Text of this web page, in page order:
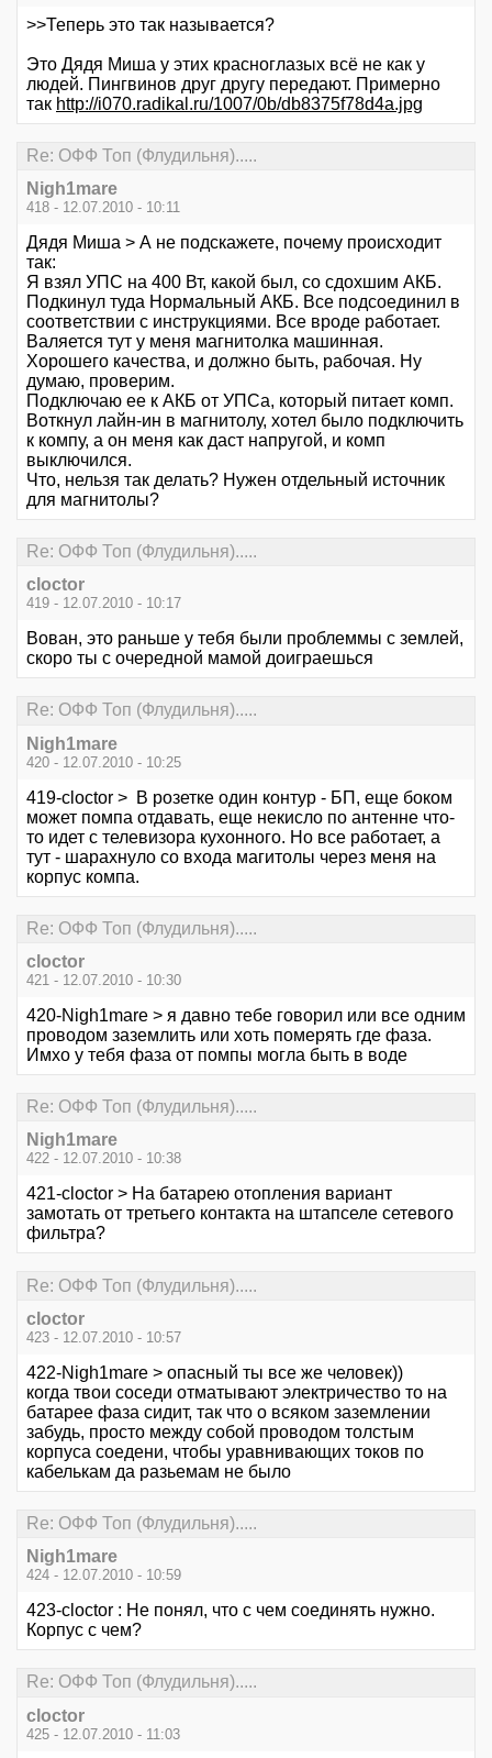
>>Теперь это так называется?
Это Дядя Миша у этих красноглазых всё не как у
людей. Пингвинов друг другу передают. Примерно
так http://i070.radikal.ru/1007/0b/db8375f78d4a.jpg
Re: ОФФ Топ (Флудильня).....
Nigh1mare
418 - 12.07.2010 - 10:11
Дядя Миша > А не подскажете, почему происходит
так:
Я взял УПС на 400 Вт, какой был, со сдохшим АКБ.
Подкинул туда Нормальный АКБ. Все подсоединил в
соответствии с инструкциями. Все вроде работает.
Валяется тут у меня магнитолка машинная.
Хорошего качества, и должно быть, рабочая. Ну
думаю, проверим.
Подключаю ее к АКБ от УПСа, который питает комп.
Воткнул лайн-ин в магнитолу, хотел было подключить
к компу, а он меня как даст напругой, и комп
выключился.
Что, нельзя так делать? Нужен отдельный источник
для магнитолы?
Re: ОФФ Топ (Флудильня).....
cloctor
419 - 12.07.2010 - 10:17
Вован, это раньше у тебя были проблеммы с землей,
скоро ты с очередной мамой доиграешься
Re: ОФФ Топ (Флудильня).....
Nigh1mare
420 - 12.07.2010 - 10:25
419-cloctor > В розетке один контур - БП, еще боком
может помпа отдавать, еще некисло по антенне что-
то идет с телевизора кухонного. Но все работает, а
тут - шарахнуло со входа магитолы через меня на
корпус компа.
Re: ОФФ Топ (Флудильня).....
cloctor
421 - 12.07.2010 - 10:30
420-Nigh1mare > я давно тебе говорил или все одним
проводом заземлить или хоть померять где фаза.
Имхо у тебя фаза от помпы могла быть в воде
Re: ОФФ Топ (Флудильня).....
Nigh1mare
422 - 12.07.2010 - 10:38
421-cloctor > На батарею отопления вариант
замотать от третьего контакта на штапселе сетевого
фильтра?
Re: ОФФ Топ (Флудильня).....
cloctor
423 - 12.07.2010 - 10:57
422-Nigh1mare > опасный ты все же человек))
когда твои соседи отматывают электричество то на
батарее фаза сидит, так что о всяком заземлении
забудь, просто между собой проводом толстым
корпуса соедени, чтобы уравнивающих токов по
кабелькам да разьемам не было
Re: ОФФ Топ (Флудильня).....
Nigh1mare
424 - 12.07.2010 - 10:59
423-cloctor : Не понял, что с чем соединять нужно.
Корпус с чем?
Re: ОФФ Топ (Флудильня).....
cloctor
425 - 12.07.2010 - 11:03